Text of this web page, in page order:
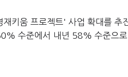
키움 프로젝트' 사업 확대를 추
수준에서 내년 58% 수준으로